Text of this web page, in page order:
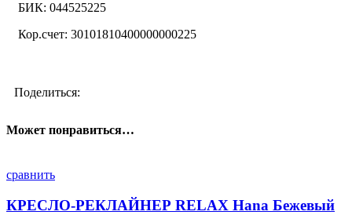
БИК: 044525225
Кор.счет: 30101810400000000225
Поделиться:
Может понравиться…
сравнить
КРЕСЛО-РЕКЛАЙНЕР RELAX Hana Бежевый